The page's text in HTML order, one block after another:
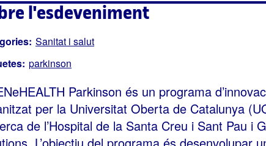
l'esdeveniment
Sanitat i salut
parkinson
Parkinson és un programa
per la Universitat Oberta de Catalunya
de l’Hospital de la Santa Creu i Sant Pau i